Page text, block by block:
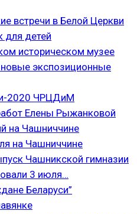
встречи в Белой Церкви
для детей
историческом музее
экспозиционные
2020 ЧРЦДиМ
Елены Рыжанковой
на Чашниччине
на Чашниччине
Чашникской гимназии
3 июля…
Беларуси”